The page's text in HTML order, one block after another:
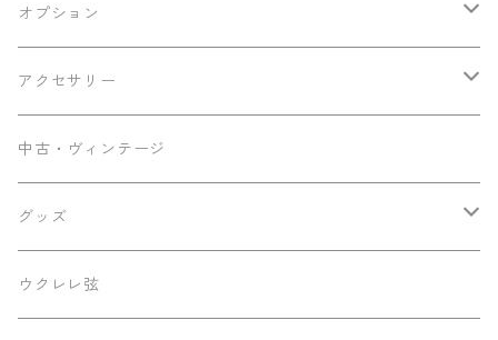
その他
ミニテナー
Ancestor's
Frayns
KOU ukulele
早瀬ギター工房
Luna
オプション
エンドピン追加
アクセサリー
メンテナンス用品
ケース
パーツ
中古・ヴィンテージ
グッズ
ステッカー
ウクレレ弦